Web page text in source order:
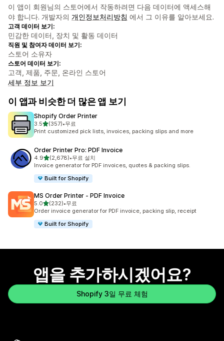
이 앱이 회원님의 스토어에서 작동하려면 다음 데이터에 액세스해
야 합니다. 개발자의 개인정보처리방침 에서 그 이유를 알아보세요.
고객 데이터 보기:
민감한 데이터, 장치 및 활동 데이터
직원 및 참여자 데이터 보기:
스토어 소유자
스토어 데이터 보기:
고객, 제품, 주문, 온라인 스토어
세부 정보 보기
이 앱과 비슷한 더 많은 앱 보기
Shopify Order Printer
3.5별 5개 중
(357)
총 리뷰 357개
•무료
Print customized pick lists, invoices, packing slips and more
Order Printer Pro: PDF Invoice
4.9별 5개 중
(2,678)
총 리뷰 2678개
•무료 설치
Invoice generator for PDF invoices, quotes & packing slips.
Built for Shopify
MS Order Printer ‑ PDF Invoice
5.0별 5개 중
(232)
총 리뷰 232개
•무료
Order invoice generator for PDF invoice, packing slip, receipt
Built for Shopify
앱을 추가하시겠어요?
Shopify 3일 무료 체험